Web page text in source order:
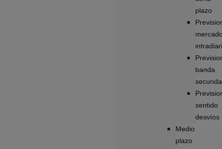
plazo
banda
sentido
desvíos
Medio
plazo